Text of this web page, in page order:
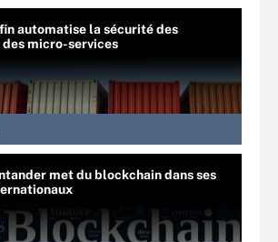
automatise la sécurité des
micro-services
met du blockchain dans ses